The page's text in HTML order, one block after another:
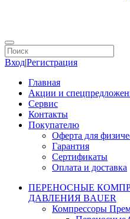
Вход|Регистрация
Главная
Акции и
Сервис
Контакты
Покупателю
Оферта для
Гарантия
Сертификаты
Оплата и доставка
ПЕРЕНОСНЫЕ
ДАВЛЕНИЯ BAUER
Компрессоры